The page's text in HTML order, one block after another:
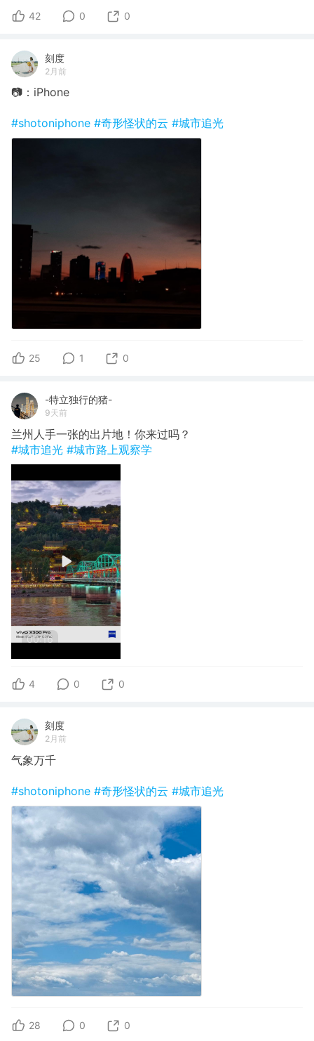
42 0 0
刻度
2月前
📷：iPhone
#shotoniphone #奇形怪状的云 #城市追光
25 1 0
-特立独行的猪-
9天前
兰州人手一张的出片地！你来过吗？
#城市追光 #城市路上观察学
00:16
4 0 0
刻度
2月前
气象万千
#shotoniphone #奇形怪状的云 #城市追光
28 0 0